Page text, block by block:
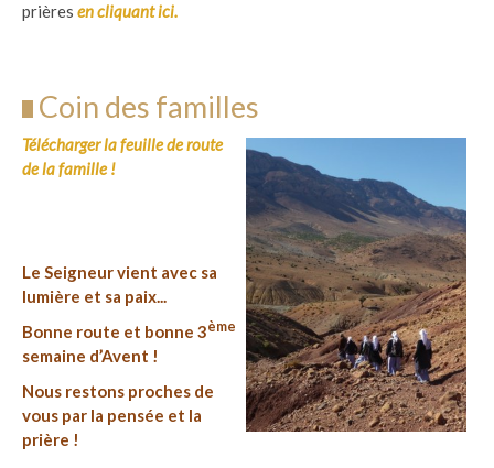
prières en cliquantici.
Coin des familles
Télécharger la feuille de route
de la famille !
Le Seigneur vient avec sa
lumière et sa paix...
Bonne route et bonne 3ème
semaine d’Avent !
Nous restons proches de
vous par la pensée et la
prière !